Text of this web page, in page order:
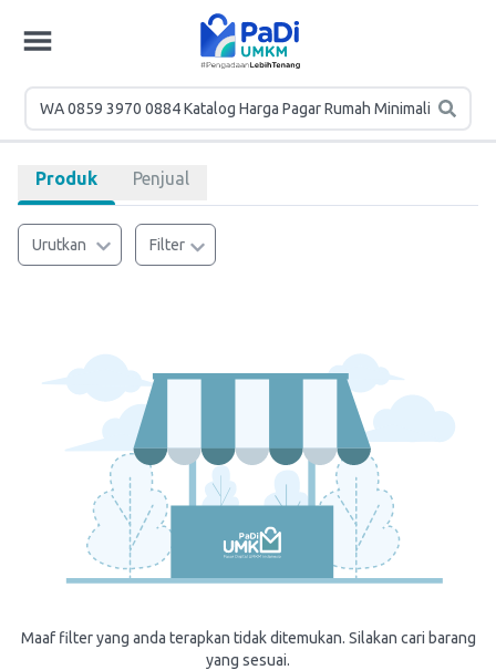
Produk Penjual
Urutkan Filter
Maaf filter yang anda terapkan tidak ditemukan. Silakan cari barang
yang sesuai.